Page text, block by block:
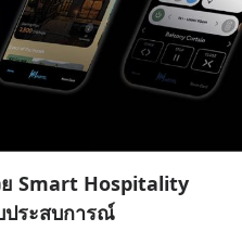
Smart Hospitality
ระสบการณ์